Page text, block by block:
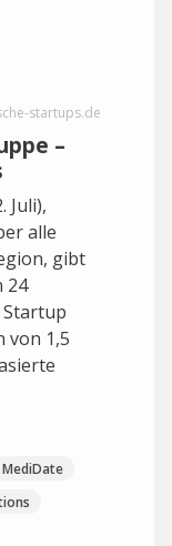
startups.de
–
Juli),
alle
gibt
24
von 1,5
MediDate